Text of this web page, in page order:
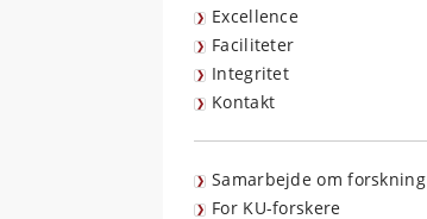
Excellence
Faciliteter
Integritet
Kontakt
Samarbejde om forskning
For KU-forskere